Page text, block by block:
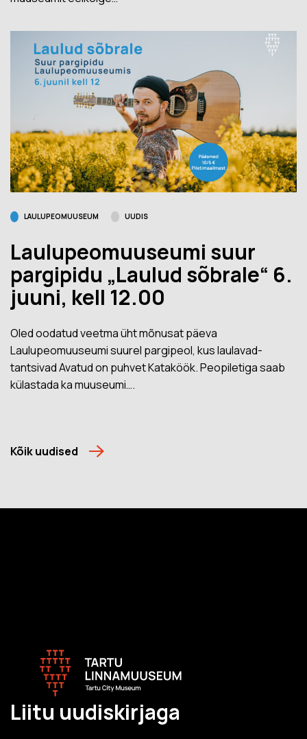
LAULUPEOMUUSEUM UUDIS
Laulupeomuuseumi suur
pargipidu „Laulud sõbrale“ 6.
juuni, kell 12.00
Oled oodatud veetma üht mõnusat päeva
Laulupeomuuseumi suurel pargipeol, kus laulavad-
tantsivad Avatud on puhvet Kataköök. Peopiletiga saab
külastada ka muuseumi….
Kõik uudised
Liitu uudiskirjaga